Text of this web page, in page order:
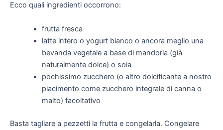
Ecco quali ingredienti occorrono:
frutta fresca
latte intero o yogurt bianco o ancora meglio una
bevanda vegetale a base di mandorla (già
naturalmente dolce) o soia
pochissimo zucchero (o altro dolcificante a nostro
piacimento come zucchero integrale di canna o
malto) facoltativo
Basta tagliare a pezzetti la frutta e congelarla. Congelare